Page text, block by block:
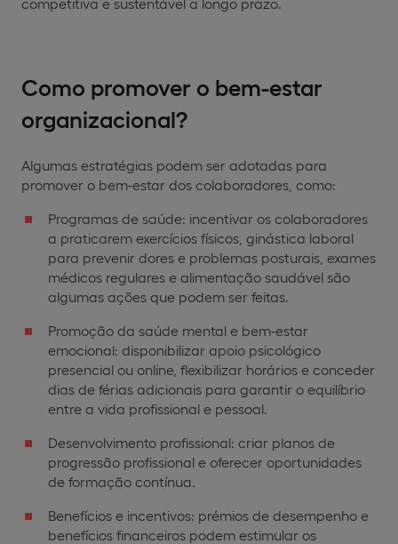
Como promover o bem-estar
organizacional?
Algumas estratégias podem ser adotadas para
promover o bem-estar dos colaboradores, como:
Programas de saúde: incentivar os colaboradores
a praticarem exercícios físicos, ginástica laboral
para prevenir dores e problemas posturais, exames
médicos regulares e alimentação saudável são
algumas ações que podem ser feitas.
Promoção da saúde mental e bem-estar
emocional: disponibilizar apoio psicológico
presencial ou online, flexibilizar horários e conceder
dias de férias adicionais para garantir o equilíbrio
entre a vida profissional e pessoal.
Desenvolvimento profissional: criar planos de
progressão profissional e oferecer oportunidades
de formação contínua.
Benefícios e incentivos: prémios de desempenho e
benefícios financeiros podem estimular os